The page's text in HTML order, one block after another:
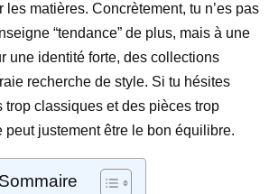
les matières. Concrètement, tu n’es pas
“tendance” de plus, mais à une
une identité forte, des collections
recherche de style. Si tu hésites
trop classiques et des pièces trop
peut justement être le bon équilibre.
Sommaire